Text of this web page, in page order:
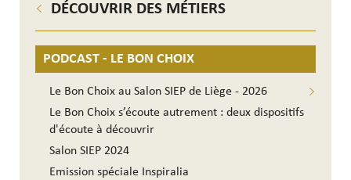
DÉCOUVRIR DES MÉTIERS
PODCAST - LE BON CHOIX
Le Bon Choix au Salon SIEP de Liège - 2026
Le Bon Choix s’écoute autrement : deux dispositifs
d'écoute à découvrir
Salon SIEP 2024
Emission spéciale Inspiralia